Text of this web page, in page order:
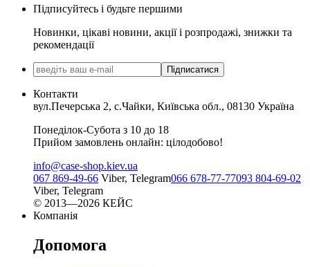
Підписуйтесь і будьте першими
Новинки, цікаві новини, акції і розпродажі, знижки та
рекомендації
Підписатися
Контакти
вул.Печерська 2, с.Чайки, Київська обл., 08130 Україна
Понеділок-Субота з 10 до 18
Прийом замовлень онлайн: цілодобово!
info@case-shop.kiev.ua
067 869-49-66 Viber, Telegram066 678-77-77093 804-69-02
Viber, Telegram
© 2013—2026 КЕЙС
Компанія
Допомога